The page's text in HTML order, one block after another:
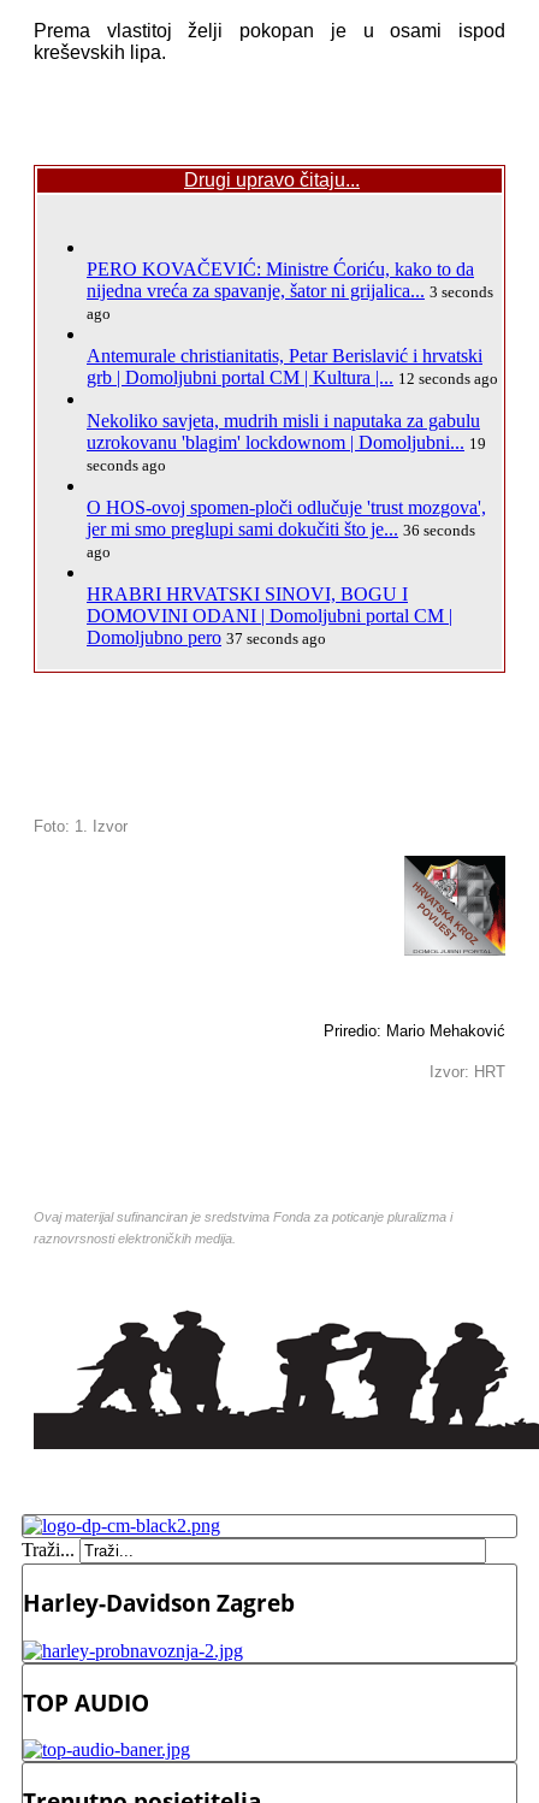
Prema vlastitoj želji pokopan je u osami ispod
kreševskih lipa.
Drugi upravo čitaju...
PERO KOVAČEVIĆ: Ministre Ćoriću, kako to da
nijedna vreća za spavanje, šator ni grijalica... 3 seconds
ago
Antemurale christianitatis, Petar Berislavić i hrvatski
grb | Domoljubni portal CM | Kultura |... 12 seconds ago
Nekoliko savjeta, mudrih misli i naputaka za gabulu
uzrokovanu 'blagim' lockdownom | Domoljubni... 19
seconds ago
O HOS-ovoj spomen-ploči odlučuje 'trust mozgova',
jer mi smo preglupi sami dokučiti što je... 36 seconds
ago
HRABRI HRVATSKI SINOVI, BOGU I
DOMOVINI ODANI | Domoljubni portal CM |
Domoljubno pero 37 seconds ago
Foto: 1. Izvor
Priredio: Mario Mehaković
Izvor: HRT
Ovaj materijal sufinanciran je sredstvima Fonda za poticanje pluralizma i
raznovrsnosti elektroničkih medija.
Traži...
Harley-Davidson Zagreb
TOP AUDIO